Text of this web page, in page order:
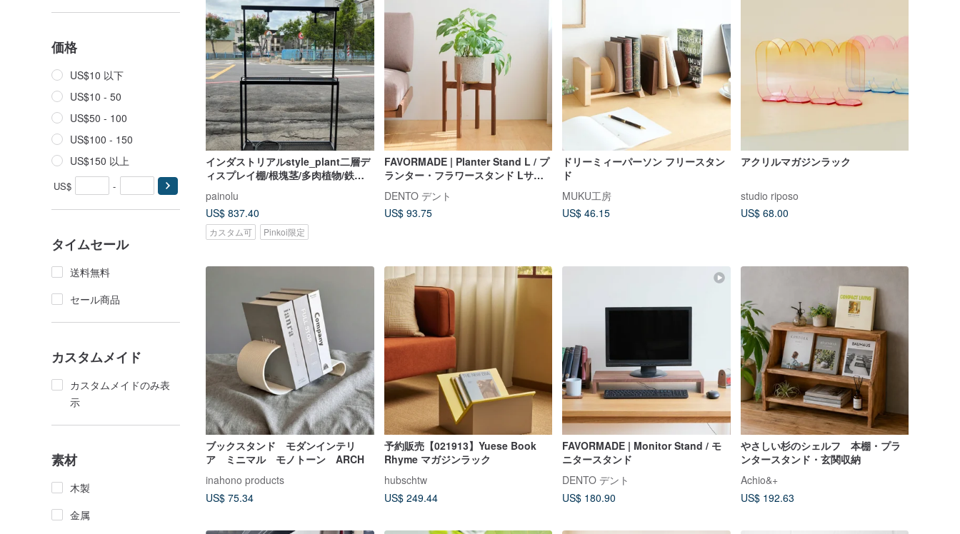
価格
US$10 以下
US$10 - 50
US$50 - 100
US$100 - 150
US$150 以上
US$ -
タイムセール
送料無料
セール商品
カスタムメイド
カスタムメイドのみ表
示
素材
木製
金属
インダストリアルstyle_plant二層デ
ィスプレイ棚/根塊茎/多肉植物/鉄ネ
painolu
US$ 837.40
カスタム可 Pinkoi限定
FAVORMADE | Planter Stand L / プ
ランター・フラワースタンド Lサイ
DENTO デント
US$ 93.75
ドリーミィーパーソン フリースタン
ド
MUKU工房
US$ 46.15
アクリルマガジンラック
studio riposo
US$ 68.00
ブックスタンド モダンインテリ
ア ミニマル モノトーン ARCH
inahono products
US$ 75.34
予約販売【021913】Yuese Book
Rhyme マガジンラック
hubschtw
US$ 249.44
FAVORMADE | Monitor Stand / モ
ニタースタンド
DENTO デント
US$ 180.90
やさしい杉のシェルフ 本棚・プラ
ンタースタンド・玄関収納
Achio&+
US$ 192.63